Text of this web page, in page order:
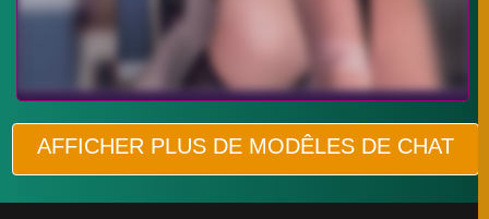
AFFICHER PLUS DE MODÊLES DE CHAT